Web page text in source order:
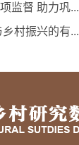
监督 助力巩...
村振兴的有...